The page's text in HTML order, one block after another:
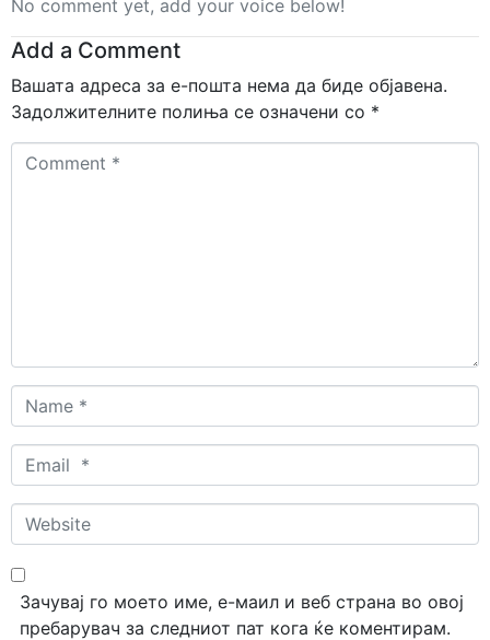
No comment yet, add your voice below!
Add a Comment
Вашата адреса за е-пошта нема да биде објавена.
Задолжителните полиња се означени со *
Comment
Name
*
Email
*
Website
Зачувај го моето име, е-маил и веб страна во овој
пребарувач за следниот пат кога ќе коментирам.